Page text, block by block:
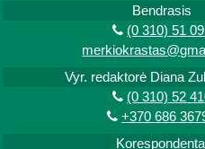
pagalbos linijosBendrasis
(0 310) 51
Vyr. redaktorė Diana
(0 310) 52
+370 686